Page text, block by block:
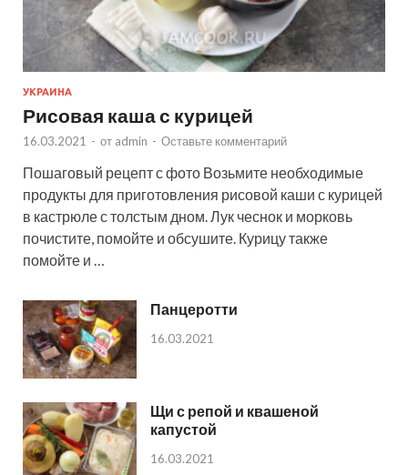
УКРАИНА
Рисовая каша с курицей
16.03.2021 - от admin - Оставьте комментарий
Пошаговый рецепт с фото Возьмите необходимые
продукты для приготовления рисовой каши с курицей
в кастрюле с толстым дном. Лук чеснок и морковь
почистите, помойте и обсушите. Курицу также
помойте и …
Панцеротти
16.03.2021
Щи с репой и квашеной
капустой
16.03.2021